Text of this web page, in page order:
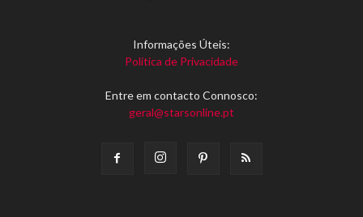
Informações Úteis:
Política de Privacidade
Entre em contacto Connosco:
geral@starsonline.pt